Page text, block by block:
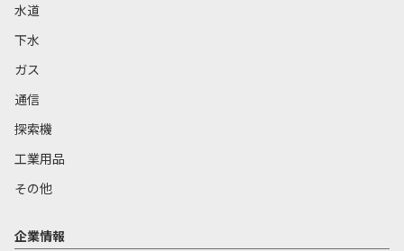
水道
下水
ガス
通信
探索機
工業用品
その他
企業情報